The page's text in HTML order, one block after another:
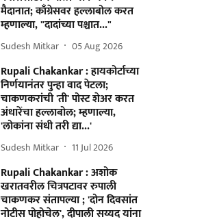
मैदानात; काँग्रेसवर हल्लाबोल करत
म्हणाल्या, "दादांच्या पश्चात..."
Sudesh Mitkar 05 Aug 2026
Rupali Chakankar : हायकोर्टाच्या
निर्णयानंतर पुन्हा वाद पेटला;
चाकणकरांची 'ती' पोस्ट शेअर करत
अंधारेंचा हल्लाबोल; म्हणाल्या,
'लोकांना संधी तरी द्या...'
Sudesh Mitkar 11 Jul 2026
Rupali Chakankar : अशोक
खरातवरील चित्रपटावर रुपाली
चाकणकर संतापल्या ; 'दोन दिवसांत
नोटीस पोहोचेल', दीपाली सय्यद यांना